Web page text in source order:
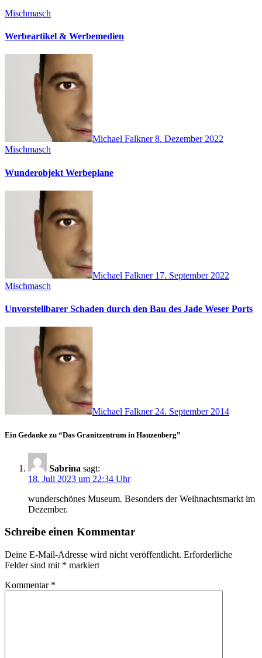
Mischmasch
Werbeartikel & Werbemedien
Michael Falkner8. Dezember 2022
Mischmasch
Wunderobjekt Werbeplane
Michael Falkner 17. September 2022
Mischmasch
Unvorstellbarer Schaden durch den Bau des Jade Weser Ports
Michael Falkner 24. September 2014
Ein Gedanke zu “Das Granitzentrum in Hauzenberg”
Sabrina sagt:
18. Juli 2023 um 22:34 Uhr
wunderschönes Museum. Besonders der Weihnachtsmarkt im
Dezember.
Schreibe einen Kommentar
Deine E-Mail-Adresse wird nicht veröffentlicht. Erforderliche
Felder sind mit * markiert
Kommentar *